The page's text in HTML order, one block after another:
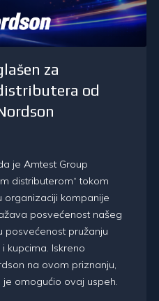
za
od
je Amtest Group
distributerom“ tokom
organizaciji kompanije
posvećenost našeg
posvećenost pružanju
kupcima. Iskreno
na ovom priznanju,
omogućio ovaj uspeh.